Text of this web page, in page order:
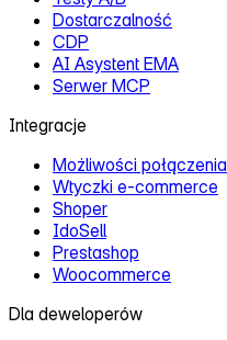
Dostarczalność
CDP
AI Asystent EMA
Serwer MCP
Integracje
Możliwości połączenia
Wtyczki e‑commerce
Shoper
IdoSell
Prestashop
Woocommerce
Dla deweloperów